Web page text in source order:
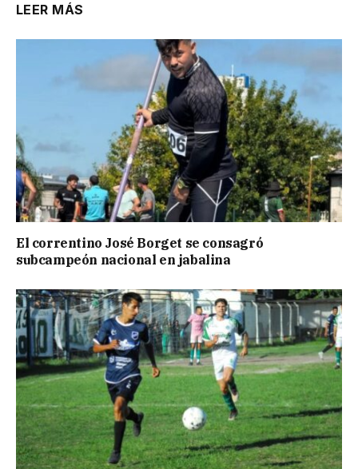
LEER MÁS
El correntino José Borget se consagró
subcampeón nacional en jabalina